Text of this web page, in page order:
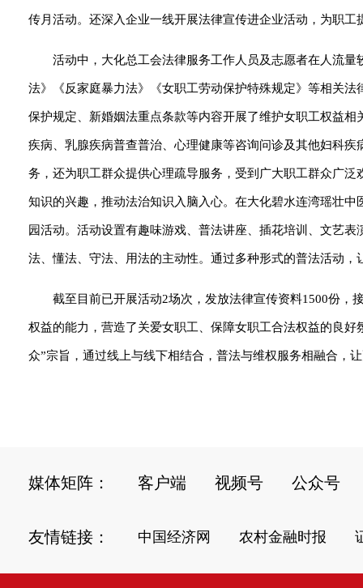
传月活动。还深入企业一线开展法律宣传进企业活动，为职工
活动中，大化总工会法律服务工作人员及志愿者在人流
法》《反家庭暴力法》《女职工劳动保护特殊规定》等相关
保护规定、新婚姻法重点条款等内容开展了维护女职工权益
疾病、乳腺疾病普查普治、心理健康等咨询问诊及其他妇科
务，还为职工群众提供心理疏导服务，受到广大职工群众广
知识的兴趣，推动法治知识入脑入心。在大化碧水连湾瑶壮
园活动。活动设置有趣味游戏、普法讲座、插花培训、文艺
法、懂法、守法、用法的主动性。通过多种形式的普法活动
截至目前已开展活动2场次，发放法律宣传资料1500份，
权益的能力，营造了关爱女职工、保障女职工合法权益的良
众”宗旨，通过线上与线下相结合，普法与维权服务相融合，
媒体矩阵： 客户端 视频号 公众号
友情链接： 中国经济网 农村金融时报